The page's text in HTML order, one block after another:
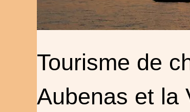
Tourisme de
Aubenas et la